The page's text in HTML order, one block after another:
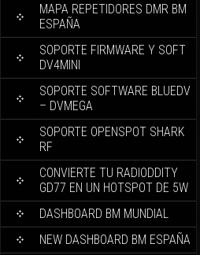
MAPA REPETIDORES DMR BM
ESPAÑA
SOPORTE FIRMWARE Y SOFT
DV4MINI
SOPORTE SOFTWARE BLUEDV
– DVMEGA
SOPORTE OPENSPOT SHARK
RF
CONVIERTE TU RADIODDITY
GD77 EN UN HOTSPOT DE 5W
DASHBOARD BM MUNDIAL
NEW DASHBOARD BM ESPAÑA